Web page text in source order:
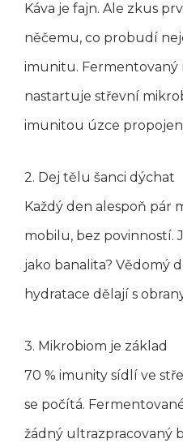
Káva je fajn. Ale zkus
něčemu, co probudí
imunitu. Fermentovaný
nastartuje střevní
imunitou úzce
2. Dej tělu šanci dýchat
Každý den alespoň pár
mobilu, bez povinností.
jako banalita? Vědomý
hydratace dělají s
3. Mikrobiom je základ
70 % imunity sídlí ve
se počítá.
žádný ultrazpracovaný